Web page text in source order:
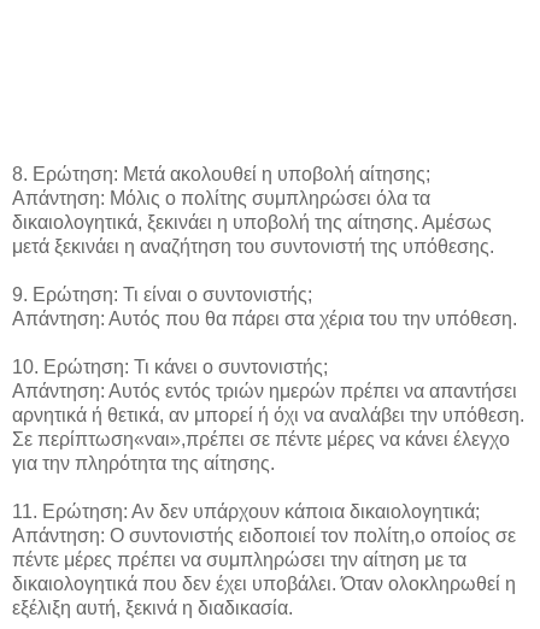
8. Ερώτηση: Μετά ακολουθεί η υποβολή αίτησης;
Απάντηση: Μόλις ο πολίτης συμπληρώσει όλα τα
δικαιολογητικά, ξεκινάει η υποβολή της αίτησης. Αμέσως
μετά ξεκινάει η αναζήτηση του συντονιστή της υπόθεσης.
9. Ερώτηση: Τι είναι ο συντονιστής;
Απάντηση: Αυτός που θα πάρει στα χέρια του την υπόθεση.
10. Ερώτηση: Τι κάνει ο συντονιστής;
Απάντηση: Αυτός εντός τριών ημερών πρέπει να απαντήσει
αρνητικά ή θετικά, αν μπορεί ή όχι να αναλάβει την υπόθεση.
Σε περίπτωση«ναι»,πρέπει σε πέντε μέρες να κάνει έλεγχο
για την πληρότητα της αίτησης.
11. Ερώτηση: Αν δεν υπάρχουν κάποια δικαιολογητικά;
Απάντηση: Ο συντονιστής ειδοποιεί τον πολίτη,ο οποίος σε
πέντε μέρες πρέπει να συμπληρώσει την αίτηση με τα
δικαιολογητικά που δεν έχει υποβάλει. Όταν ολοκληρωθεί η
εξέλιξη αυτή, ξεκινά η διαδικασία.